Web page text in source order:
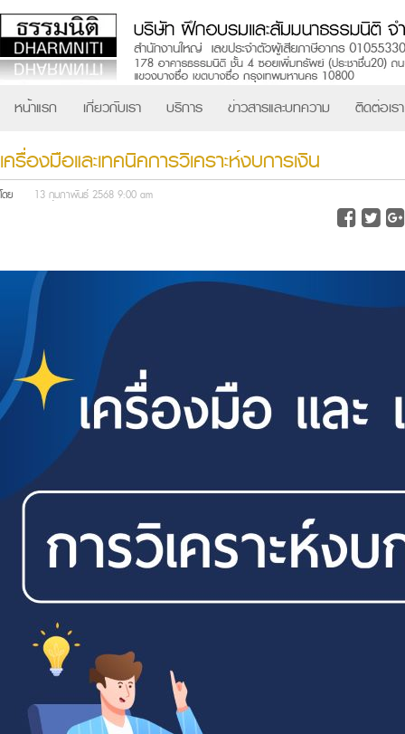
หน้าแรก เกี่ยวกับเรา บริการ ข่าวสารและบทความ ติดต่อเรา
เครื่องมือและเทคนิคการวิเคราะห์งบการเงิน
โดย 13 กุมภาพันธ์ 2568 9:00 am